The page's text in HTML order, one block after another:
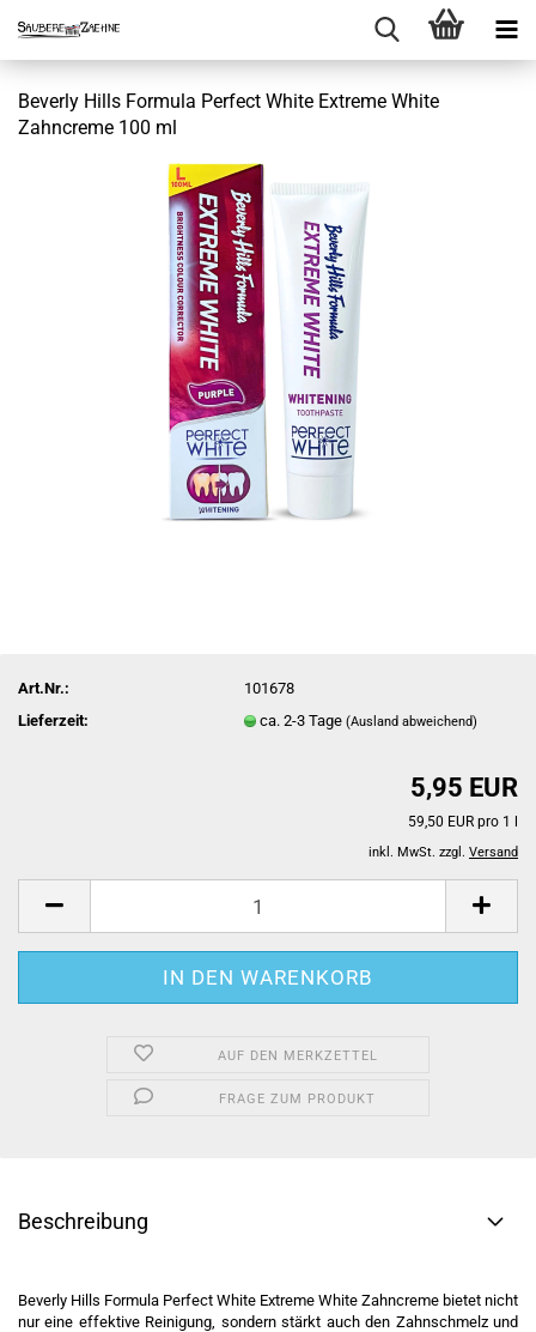
Beverly Hills Formula Perfect White Extreme White
Zahncreme 100 ml
Art.Nr.:
101678
Lieferzeit:
ca. 2-3 Tage(Ausland abweichend)
5,95 EUR
59,50 EUR pro 1 l
inkl. MwSt. zzgl. Versand
AUF DEN MERKZETTEL
FRAGE ZUM PRODUKT
Beschreibung
Beverly Hills Formula Perfect White Extreme White Zahncreme bietet nicht
nur eine effektive Reinigung, sondern stärkt auch den Zahnschmelz und